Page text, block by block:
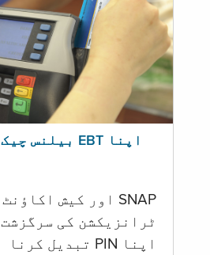
اپنا EBT بیلنس چیک کریں
SNAP اور کیش اکاؤنٹ
ٹرانزیکشن کی سرگزشت
اپنا PIN تبدیل کرنا